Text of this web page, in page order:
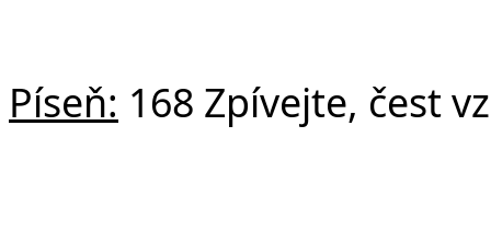
Píseň: 168 Zpívejte, čest